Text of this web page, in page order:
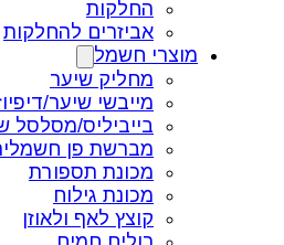
החלקות
אביזרים להחלקות
מוצרי חשמל
מחליק שיער
מייבשי שיער/
בייביליס/מסלסל
מברשת פן
מכונת תספורת
מכונת גילוח
קוצץ לאף ולאוזן